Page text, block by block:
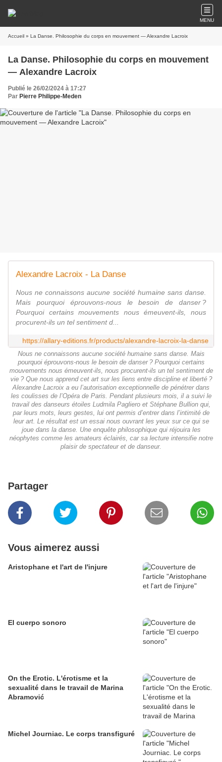
MENU
Accueil » La Danse. Philosophie du corps en mouvement — Alexandre Lacroix
La Danse. Philosophie du corps en mouvement
— Alexandre Lacroix
Publié le 26/02/2024 à 17:27
Par Pierre Philippe-Meden
Alexandre Lacroix - La Danse
Nous ne connaissons aucune société humaine sans danse.
Mais pourquoi éprouvons-nous le besoin de danser ?
Pourquoi certains mouvements nous émeuvent-ils, nous
procurent-ils un tel sentiment d...
https://allary-editions.fr/products/alexandre-lacroix-la-danse
Nous ne connaissons aucune société humaine sans danse. Mais
pourquoi éprouvons-nous le besoin de danser ? Pourquoi certains
mouvements nous émeuvent-ils, nous procurent-ils un tel sentiment de
vie ? Que nous apprend cet art sur les liens entre discipline et liberté ?
Alexandre Lacroix a eu l’autorisation exceptionnelle de pénétrer dans
les coulisses de l’Opéra de Paris. Pendant plusieurs mois, il a suivi le
travail des danseurs étoiles Ludmila Pagliero et Stéphane Bullion qui,
par leurs mots, leurs gestes, lui ont permis d’entrer dans l’intimité de
leur art. Le résultat est un essai nous ouvrant les yeux sur ce qui se
joue dans la danse. Une enquête philosophique qui réjouira les
néophytes comme les amateurs éclairés, car sa lecture intensifie notre
plaisir de spectateur et de danseur.
Partager
Vous aimerez aussi
Aristophane et l'art de l'injure
El cuerpo sonoro
On the Erotic. L'érotisme et la
sexualité dans le travail de Marina
Abramović
Michel Journiac. Le corps transfiguré